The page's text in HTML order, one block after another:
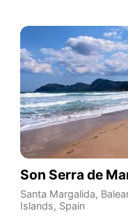
Son Serra de
Santa Margalida,
Islands, Spain